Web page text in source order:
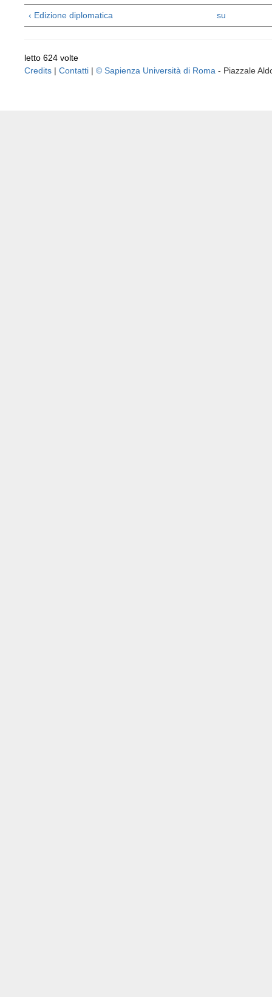
‹ Edizione diplomatica su
letto 624 volte
Credits | Contatti | © Sapienza Università di Roma - Piazzale